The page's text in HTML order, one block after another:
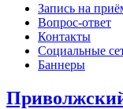
Запись на
Вопрос-ответ
Контакты
Социальные
Баннеры